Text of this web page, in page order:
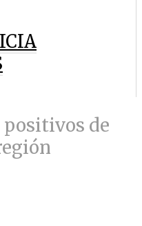
positivos de